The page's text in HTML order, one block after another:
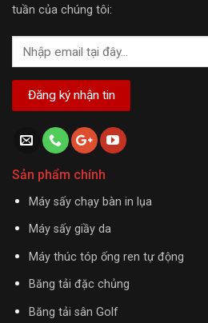
tuần của chúng tôi:
Sản phẩm chính
Máy sấy chạy bàn in lụa
Máy sấy giầy da
Máy thúc tóp ống ren tự động
Băng tải đặc chủng
Băng tải sân Golf